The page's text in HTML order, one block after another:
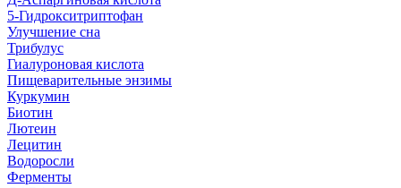
5-Гидрокситриптофан
Улучшение сна
Трибулус
Гиалуроновая кислота
Пищеварительные энзимы
Куркумин
Биотин
Лютеин
Лецитин
Водоросли
Ферменты